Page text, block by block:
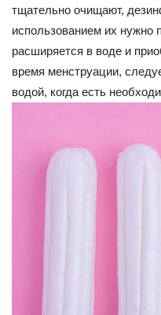
тщательно очищают,
использованием их нужно
расширяется в воде и
время менструации,
водой, когда есть